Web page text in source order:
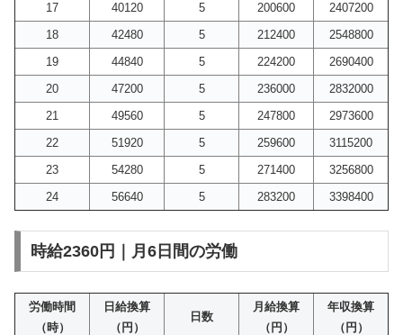
17
40120 5 200600
2407200
18
42480 5 212400
2548800
19
44840 5 224200
2690400
20
47200 5 236000
2832000
21
49560 5 247800
2973600
22
51920 5 259600
3115200
23
54280 5 271400
3256800
24
56640 5 283200 3398400
時給2360円｜月6日間の労働
労働時間
（時）
日給換算
（円）
日数
月給換算
（円）
年収換算
（円）